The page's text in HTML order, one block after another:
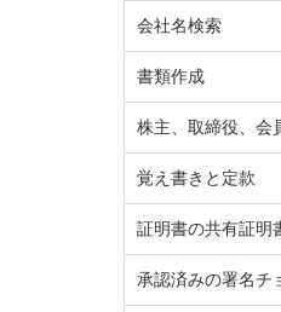
会社名検索
書類作成
株主、取締役、会
覚え書きと定款
証明書の共有証明
承認済みの署名チ